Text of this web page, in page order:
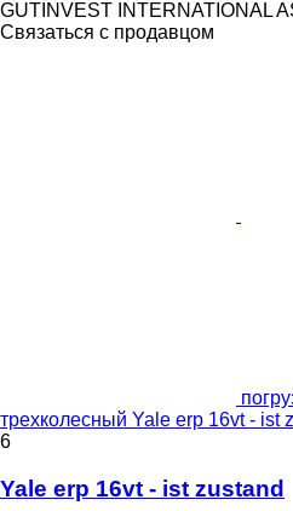
GUTINVEST INTERNATIONAL
Связаться с продавцом
трехколесный Yale erp 16vt - ist
6
Yale erp 16vt - ist zustand